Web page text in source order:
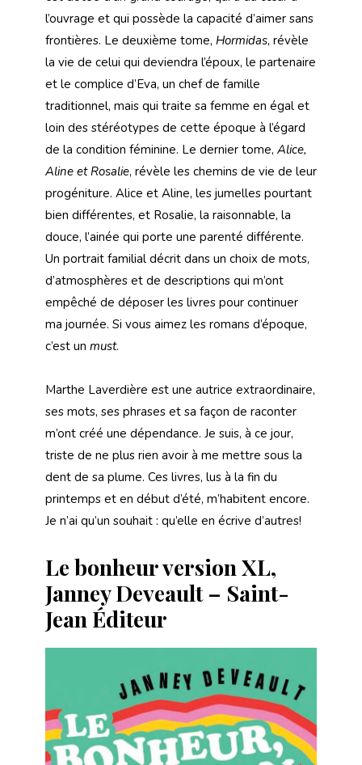
l’ouvrage et qui possède la capacité d’aimer sans
frontières. Le deuxième tome, Hormidas, révèle
la vie de celui qui deviendra l’époux, le partenaire
et le complice d’Eva, un chef de famille
traditionnel, mais qui traite sa femme en égal et
loin des stéréotypes de cette époque à l’égard
de la condition féminine. Le dernier tome, Alice,
Aline et Rosalie, révèle les chemins de vie de leur
progéniture. Alice et Aline, les jumelles pourtant
bien différentes, et Rosalie, la raisonnable, la
douce, l’ainée qui porte une parenté différente.
Un portrait familial décrit dans un choix de mots,
d’atmosphères et de descriptions qui m’ont
empêché de déposer les livres pour continuer
ma journée. Si vous aimez les romans d’époque,
c’est un must.
Marthe Laverdière est une autrice extraordinaire,
ses mots, ses phrases et sa façon de raconter
m’ont créé une dépendance. Je suis, à ce jour,
triste de ne plus rien avoir à me mettre sous la
dent de sa plume. Ces livres, lus à la fin du
printemps et en début d’été, m’habitent encore.
Je n’ai qu’un souhait : qu’elle en écrive d’autres!
Le bonheur version XL,
Janney Deveault – Saint-
Jean Éditeur